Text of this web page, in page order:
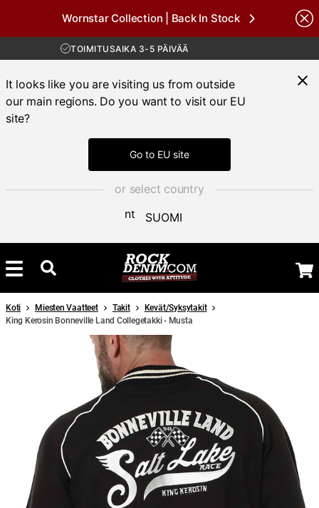
Wornstar Collection | Back In Stock
ILMAINEN TOIMITUS YLI 100 € TILAUKSIIN
TOIMITUSAIKA 3-5 PÄIVÄÄ
ILMAINEN TOIMITUS YLI 100 € TILAUKSIIN
It looks like you are visiting us from outside
our main regions. Do you want to visit our EU
site?
Go to EU site
or select country
SUOMI
Koti Miesten Vaatteet Takit
Kevät/Syksytakit
King Kerosin Bonneville Land Collegetakki - Musta